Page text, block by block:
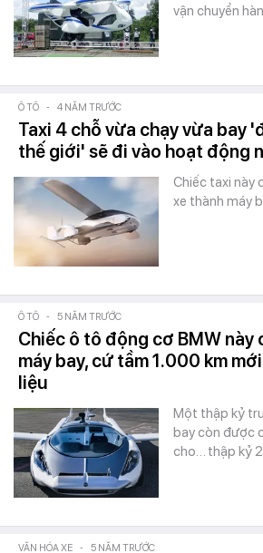
vận chuyển
Ô TÔ - 4 NĂM TRƯỚC
Taxi 4 chỗ vừa chạy vừa bay
thế giới' sẽ đi vào hoạt động
Chiếc taxi này
xe thành máy
Ô TÔ - 5 NĂM TRƯỚC
Chiếc ô tô động cơ BMW này
máy bay, cứ tầm 1.000 km
liệu
Một thập kỷ
bay còn được
cho… thập kỷ
VĂN HÓA XE - 5 NĂM TRƯỚC